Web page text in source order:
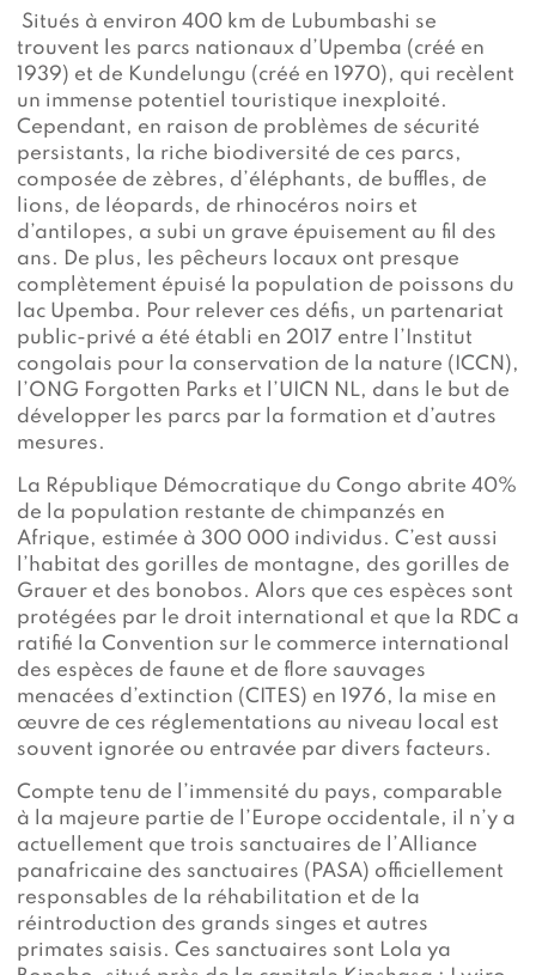
Situés à environ 400 km de Lubumbashi se
trouvent les parcs nationaux d’Upemba (créé en
1939) et de Kundelungu (créé en 1970), qui recèlent
un immense potentiel touristique inexploité.
Cependant, en raison de problèmes de sécurité
persistants, la riche biodiversité de ces parcs,
composée de zèbres, d’éléphants, de buffles, de
lions, de léopards, de rhinocéros noirs et
d’antilopes, a subi un grave épuisement au fil des
ans. De plus, les pêcheurs locaux ont presque
complètement épuisé la population de poissons du
lac Upemba. Pour relever ces défis, un partenariat
public-privé a été établi en 2017 entre l’Institut
congolais pour la conservation de la nature (ICCN),
l’ONG Forgotten Parks et l’UICN NL, dans le but de
développer les parcs par la formation et d’autres
mesures.
La République Démocratique du Congo abrite 40%
de la population restante de chimpanzés en
Afrique, estimée à 300 000 individus. C’est aussi
l’habitat des gorilles de montagne, des gorilles de
Grauer et des bonobos. Alors que ces espèces sont
protégées par le droit international et que la RDC a
ratifié la Convention sur le commerce international
des espèces de faune et de flore sauvages
menacées d’extinction (CITES) en 1976, la mise en
œuvre de ces réglementations au niveau local est
souvent ignorée ou entravée par divers facteurs.
Compte tenu de l’immensité du pays, comparable
à la majeure partie de l’Europe occidentale, il n’y a
actuellement que trois sanctuaires de l’Alliance
panafricaine des sanctuaires (PASA) officiellement
responsables de la réhabilitation et de la
réintroduction des grands singes et autres
primates saisis. Ces sanctuaires sont Lola ya